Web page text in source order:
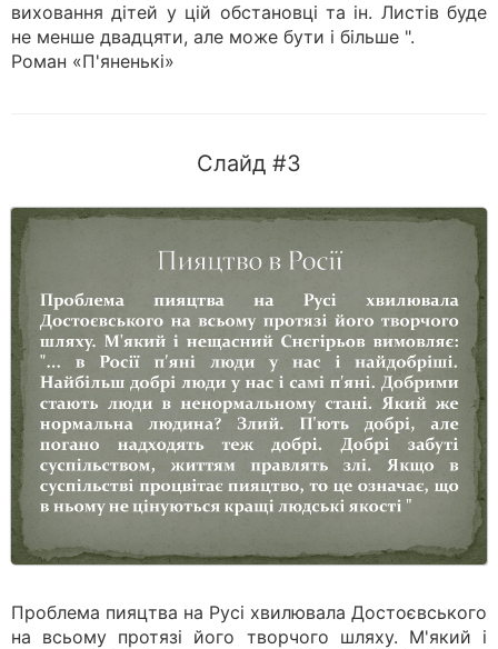
виховання дітей у цій обстановці та ін. Листів буде
не менше двадцяти, але може бути і більше ".
Роман «П'яненькі»
Слайд #3
Проблема пияцтва на Русі хвилювала Достоєвського
на всьому протязі його творчого шляху. М'який і